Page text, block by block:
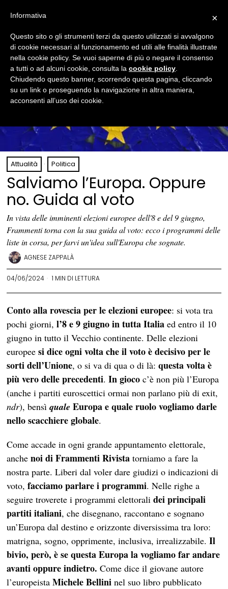
Attualità · Politica
Salviamo l’Europa. Oppure
no. Guida al voto
In vista delle imminenti elezioni europee dell'8 e del 9 giugno,
Frammenti torna con la sua guida al voto: ecco i programmi delle
liste in corsa, per farvi un'idea sull'Europa che sognate.
AGNESE ZAPPALÀ
04/06/2024 1 MIN DI LETTURA
Conto alla rovescia per le elezioni europee: si vota tra
pochi giorni,l’8 e 9 giugno in tutta Italiaed entro il 10
giugno in tutto il Vecchio continente. Delle elezioni
europeesi dice ogni volta che il voto è decisivo per le
sorti dell’Unione, o si va di qua o di là:questa volta è
più vero delle precedenti.In gioco c’è non più l’Europa
(anche i partiti euroscettici ormai non parlano più di exit,
ndr), bensìquale Europa e quale ruolo vogliamo darle
nello scacchiere globale.
Come accade in ogni grande appuntamento elettorale,
anchenoi di Frammenti Rivista torniamo a fare la
nostra parte. Liberi dal voler dare giudizi o indicazioni di
voto,facciamo parlare i programmi. Nelle righe a
seguire troverete i programmi elettoralidei principali
partiti italiani, che disegnano, raccontano e sognano
un’Europa dal destino e orizzonte diversissima tra loro:
matrigna, sogno, opprimente, inclusiva, irrealizzabile.Il
bivio, però, è se questa Europa la vogliamo far andare
avanti oppure indietro.Come dice il giovane autore
l’europeistaMichele Bellininel suo libro pubblicato
×
Informativa
Questo sito o gli strumenti terzi da questo utilizzati si avvalgono
di cookie necessari al funzionamento ed utili alle finalità illustrate
nella cookie policy. Se vuoi saperne di più o negare il consenso
a tutti o ad alcuni cookie, consulta la cookie policy
Chiudendo questo banner, scorrendo questa pagina, cliccando
su un link o proseguendo la navigazione in altra maniera,
acconsenti all’uso dei cookie.